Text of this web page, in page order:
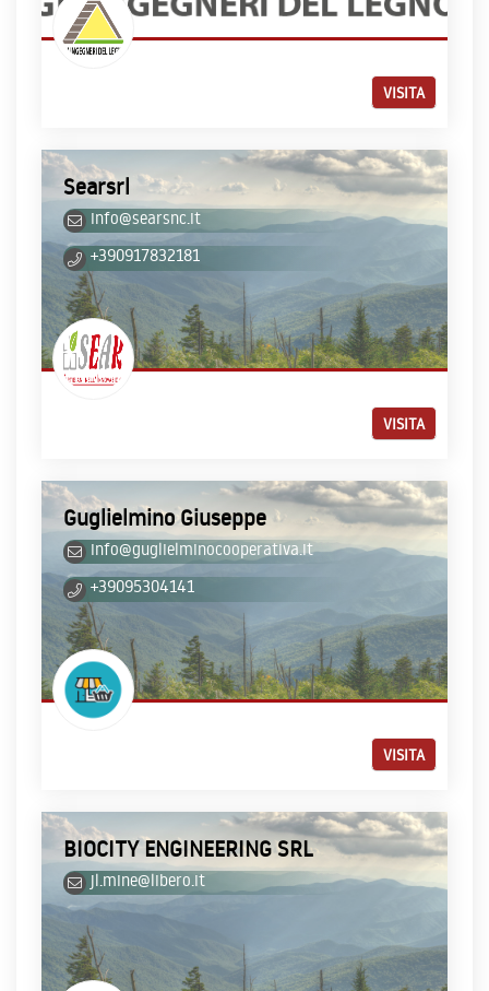
VISITA
Searsrl
info@searsnc.it
+390917832181
VISITA
Guglielmino Giuseppe
info@guglielminocooperativa.it
+39095304141
VISITA
BIOCITY ENGINEERING SRL
jl.mine@libero.it